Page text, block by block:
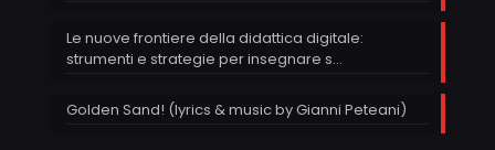
Le nuove frontiere della didattica digitale:
strumenti e strategie per insegnare s…
Golden Sand! (lyrics & music by Gianni Peteani)